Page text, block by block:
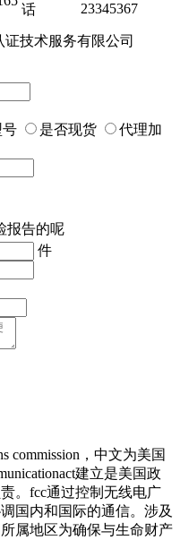
话
23345367
技术服务有限公司
号 是否现货
代理加
报告的呢
件
，中文为美国
建立是美国政
。fcc通过控制无线电广
国内和国际的通信。涉及
属地区为确保与生命财产